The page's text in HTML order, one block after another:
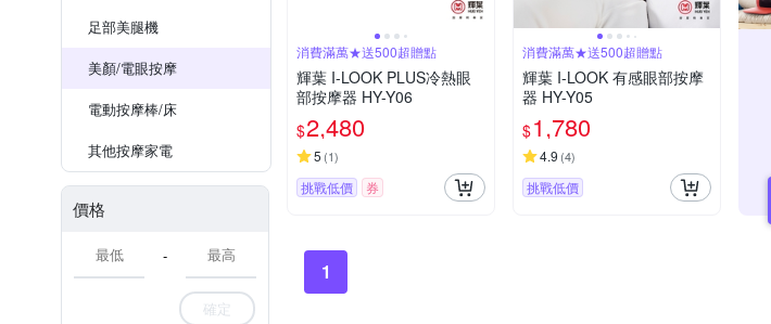
足部美腿機
美顏/電眼按摩
電動按摩棒/床
其他按摩家電
價格
-
確定
消費滿萬★送500超贈點
輝葉 I-LOOK PLUS冷熱眼
部按摩器 HY-Y06
$2,480
5 (1)
挑戰低價 券
消費滿萬★送500超贈點
輝葉 I-LOOK 有感眼部按摩
器 HY-Y05
$1,780
4.9 (4)
挑戰低價
1